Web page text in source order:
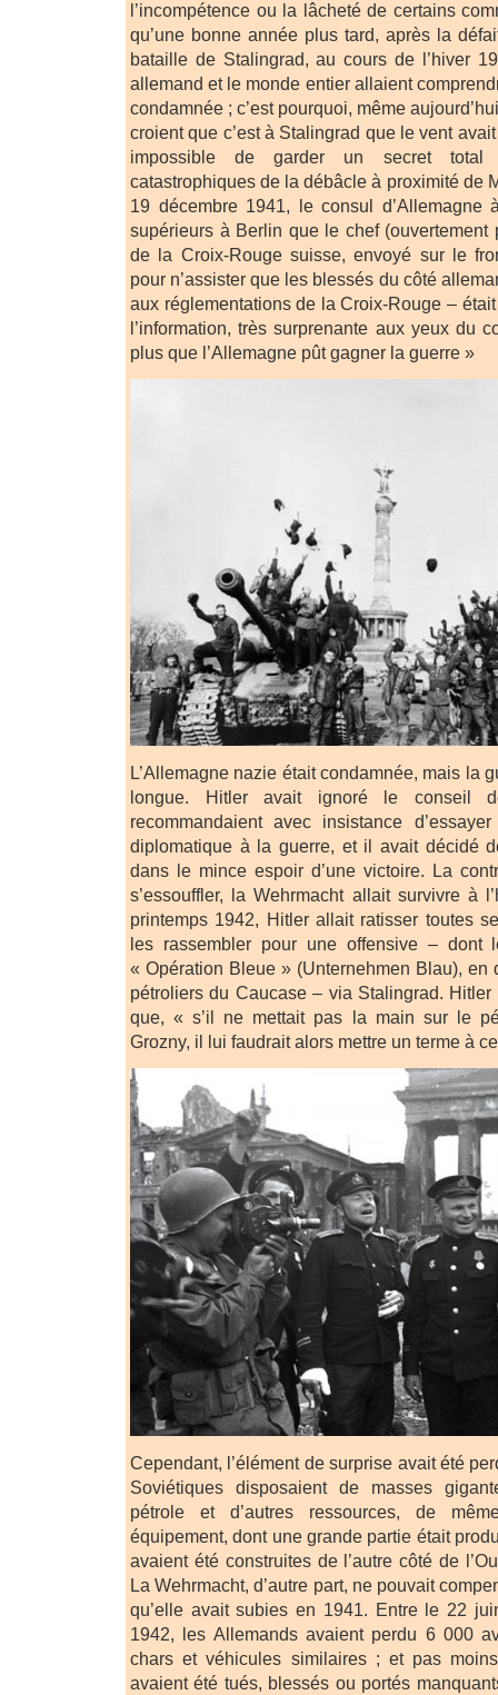
l’incompétence ou la lâcheté de certains
qu’une bonne année plus tard, après la
bataille de Stalingrad, au cours de l’hiver
allemand et le monde entier allaient
condamnée ; c’est pourquoi, même
croient que c’est à Stalingrad que le vent
impossible de garder un secret total
catastrophiques de la débâcle à proximité de
19 décembre 1941, le consul d’Allemagne
supérieurs à Berlin que le chef (ouvertement
de la Croix-Rouge suisse, envoyé sur le
pour n’assister que les blessés du côté
aux réglementations de la Croix-Rouge –
l’information, très surprenante aux yeux du
plus que l’Allemagne pût gagner la guerre »
L’Allemagne nazie était condamnée, mais la
longue. Hitler avait ignoré le conseil
recommandaient avec insistance
diplomatique à la guerre, et il avait décidé
dans le mince espoir d’une victoire. La
s’essouffler, la Wehrmacht allait survivre à
printemps 1942, Hitler allait ratisser toutes
les rassembler pour une offensive – dont
« Opération Bleue » (Unternehmen Blau), en
pétroliers du Caucase – via Stalingrad.
que, « s’il ne mettait pas la main sur le
Grozny, il lui faudrait alors mettre un terme à
Cependant, l’élément de surprise avait été
Soviétiques disposaient de masses
pétrole et d’autres ressources, de
équipement, dont une grande partie était
avaient été construites de l’autre côté de
La Wehrmacht, d’autre part, ne pouvait
qu’elle avait subies en 1941. Entre le 22
1942, les Allemands avaient perdu 6 000
chars et véhicules similaires ; et pas
avaient été tués, blessés ou portés